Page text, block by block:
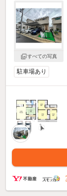
すべての写真
駐車場あり